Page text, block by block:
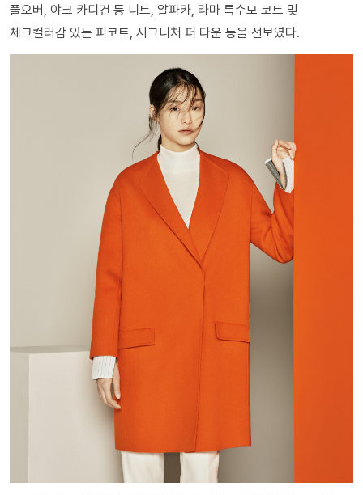
풀오버, 야크 카디건 등 니트, 알파카, 라마 특수모 코트 및
체크컬러감 있는 피코트, 시그니처 퍼 다운 등을 선보였다.